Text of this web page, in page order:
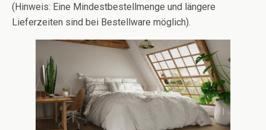
(Hinweis: Eine Mindestbestellmenge und längere
Lieferzeiten sind bei Bestellware möglich).